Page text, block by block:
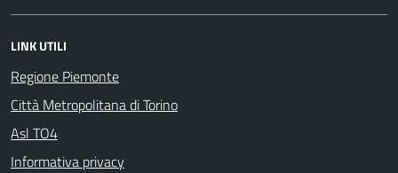
LINK UTILI
Regione Piemonte
Città Metropolitana di Torino
Asl TO4
Informativa privacy